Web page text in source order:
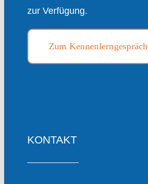
zur Verfügung.
Zum Kennenlerngespräch
KONTAKT